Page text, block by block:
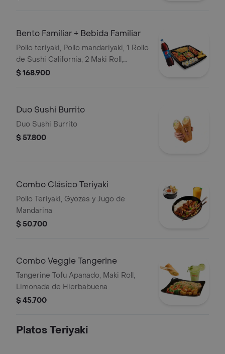
Bento Familiar + Bebida Familiar
Pollo teriyaki, Pollo mandariyaki, 1 Rollo
de Sushi California, 2 Maki Roll,
vegetales, Arroz blanco, Arroz
$ 168.900
Duo Sushi Burrito
Duo Sushi Burrito
$ 57.800
Combo Clásico Teriyaki
Pollo Teriyaki, Gyozas y Jugo de
Mandarina
$ 50.700
Combo Veggie Tangerine
Tangerine Tofu Apanado, Maki Roll,
Limonada de Hierbabuena
$ 45.700
Platos Teriyaki